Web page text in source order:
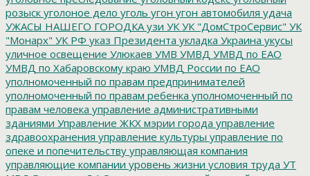
розыск уголоное дело уголь угон угон автомобиля удача
УЖАСЫ НАШЕГО ГОРОДКА узи УК УК "ДомСтроСервис" УК
"Монарх" УК РФ указ Президента укладка Украина укусы
уличное освещение Улюкаев УМВ УМВД УМВД по ЕАО
УМВД по Хабаровскому краю УМВД России по ЕАО
уполномоченный по правам предпринимателей
уполномоченный по правам ребенка уполномоченный по
правам человека управление административными
зданиями Управление ЖКХ мэрии города управление
здравоохранения управление культуры управление по
опеке и попечительству управляющая компания
управляющие компании уровень жизни условия труда УТ